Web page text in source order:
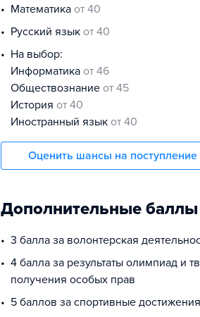
математика от 40
русский язык от 40
На выбор:
информатика от 46
обществознание от 45
история от 40
иностранный язык от 40
Оценить шансы на поступление
Дополнительные
3 балла за волонтерская
4 балла за результаты олимпиад и
получения особых прав
5 баллов за спортивные достижения